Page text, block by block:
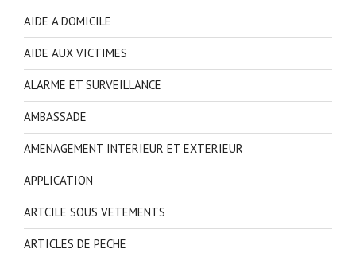
AIDE A DOMICILE
AIDE AUX VICTIMES
ALARME ET SURVEILLANCE
AMBASSADE
AMENAGEMENT INTERIEUR ET EXTERIEUR
APPLICATION
ARTCILE SOUS VETEMENTS
ARTICLES DE PECHE